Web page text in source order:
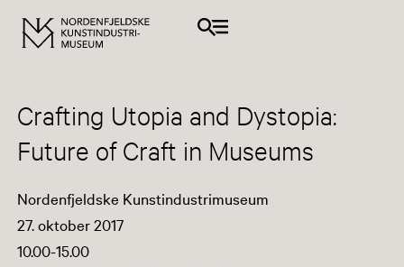
Crafting Utopia and Dystopia:
Future of Craft in Museums
Nordenfjeldske Kunstindustrimuseum
27. oktober 2017
10.00-15.00